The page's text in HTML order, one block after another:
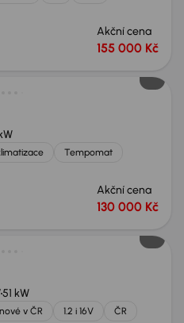
Akční cena
155 000 Kč
Tempomat
Akční cena
130 000 Kč
51 kW
v ČR 1.2 i 16V
ČR